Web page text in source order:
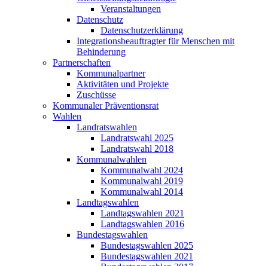
Veranstaltungen
Datenschutz
Datenschutzerklärung
Integrationsbeauftragter für Menschen mit
Behinderung
Partnerschaften
Kommunalpartner
Aktivitäten und Projekte
Zuschüsse
Kommunaler Präventionsrat
Wahlen
Landratswahlen
Landratswahl 2025
Landratswahl 2018
Kommunalwahlen
Kommunalwahl 2024
Kommunalwahl 2019
Kommunalwahl 2014
Landtagswahlen
Landtagswahlen 2021
Landtagswahlen 2016
Bundestagswahlen
Bundestagswahlen 2025
Bundestagswahlen 2021